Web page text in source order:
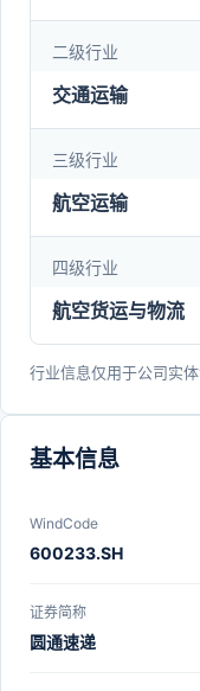
不断强化国内国际
路物流服务能力，
二级行业
交通运输
三级行业
航空运输
四级行业
航空货运与物流
行业信息仅用于公司实
基本信息
WindCode
600233.SH
证券简称
圆通速递